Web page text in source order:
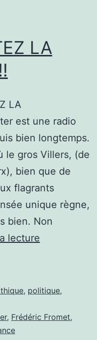
LA
LA
est une radio
bien longtemps.
le gros Villers, (de
bien que de
flagrants
unique règne,
bien. Non
lecture
, politique,
, Frédéric Fromet,